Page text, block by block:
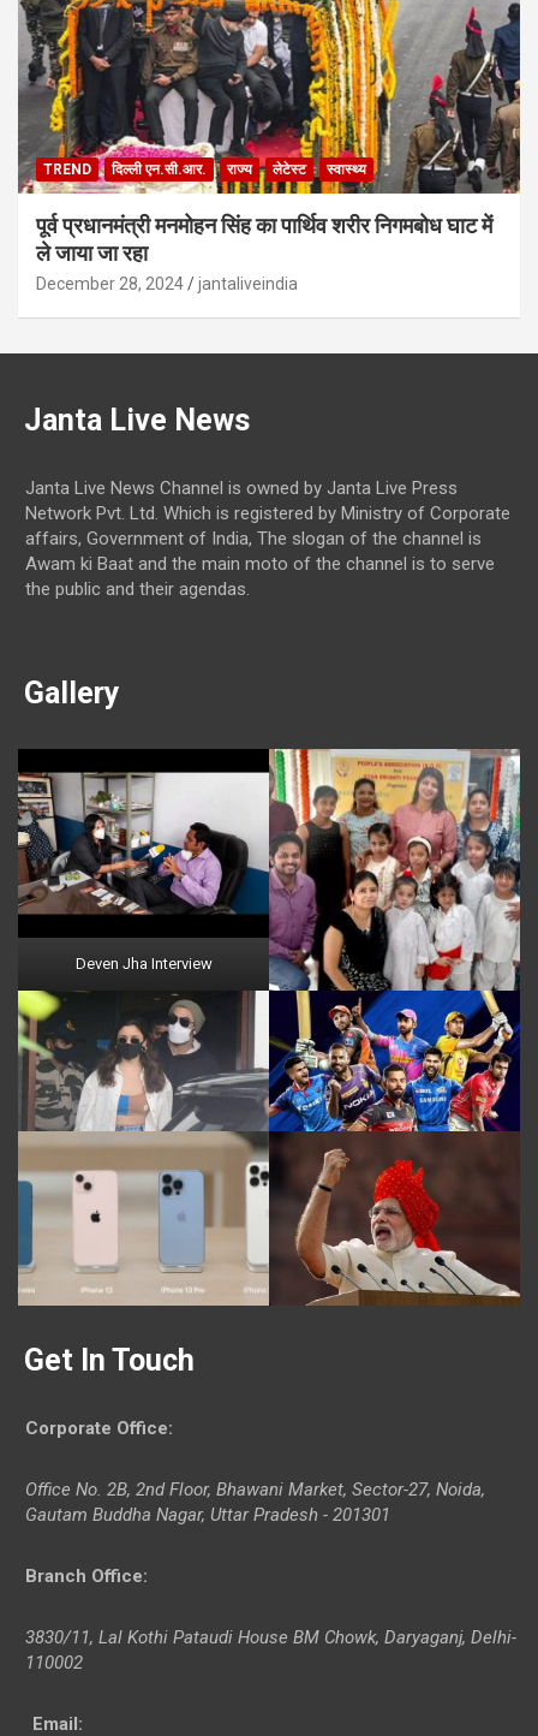
TREND दिल्ली एन.सी.आर. राज्य लेटेस्ट स्वास्थ्य
पूर्व प्रधानमंत्री मनमोहन सिंह का पार्थिव शरीर निगमबोध घाट में
ले जाया जा रहा
December 28, 2024 jantaliveindia
Janta Live News
Janta Live News Channel is owned by Janta Live Press
Network Pvt. Ltd. Which is registered by Ministry of Corporate
affairs, Government of India, The slogan of the channel is
Awam ki Baat and the main moto of the channel is to serve
the public and their agendas.
Gallery
Deven Jha Interview
Get In Touch
Corporate Office:
Office No. 2B, 2nd Floor, Bhawani Market, Sector-27, Noida,
Gautam Buddha Nagar, Uttar Pradesh - 201301
Branch Office:
3830/11, Lal Kothi Pataudi House BM Chowk, Daryaganj, Delhi-
110002
Email: